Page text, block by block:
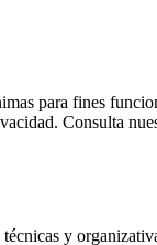
para fines
Consulta
y